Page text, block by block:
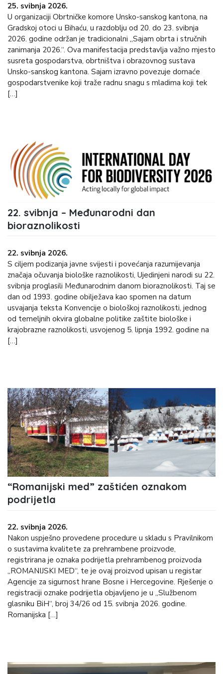
25. svibnja 2026.
U organizaciji Obrtničke komore Unsko-sanskog kantona, na
Gradskoj otoci u Bihaću, u razdoblju od 20. do 23. svibnja
2026. godine održan je tradicionalni „Sajam obrta i stručnih
zanimanja 2026.“. Ova manifestacija predstavlja važno mjesto
susreta gospodarstva, obrtništva i obrazovnog sustava
Unsko-sanskog kantona. Sajam izravno povezuje domaće
gospodarstvenike koji traže radnu snagu s mladima koji tek
[…]
22. svibnja – Međunarodni dan
bioraznolikosti
22. svibnja 2026.
S ciljem podizanja javne svijesti i povećanja razumijevanja
značaja očuvanja biološke raznolikosti, Ujedinjeni narodi su 22.
svibnja proglasili Međunarodnim danom bioraznolikosti. Taj se
dan od 1993. godine obilježava kao spomen na datum
usvajanja teksta Konvencije o biološkoj raznolikosti, jednog
od temeljnih okvira globalne politike zaštite biološke i
krajobrazne raznolikosti, usvojenog 5. lipnja 1992. godine na
[…]
“Romanijski med” zaštićen oznakom
podrijetla
22. svibnja 2026.
Nakon uspješno provedene procedure u skladu s Pravilnikom
o sustavima kvalitete za prehrambene proizvode,
registrirana je oznaka podrijetla prehrambenog proizvoda
„ROMANIJSKI MED“, te je ovaj proizvod upisan u registar
Agencije za sigurnost hrane Bosne i Hercegovine. Rješenje o
registraciji oznake podrijetla objavljeno je u „Službenom
glasniku BiH“, broj 34/26 od 15. svibnja 2026. godine.
Romanijska […]